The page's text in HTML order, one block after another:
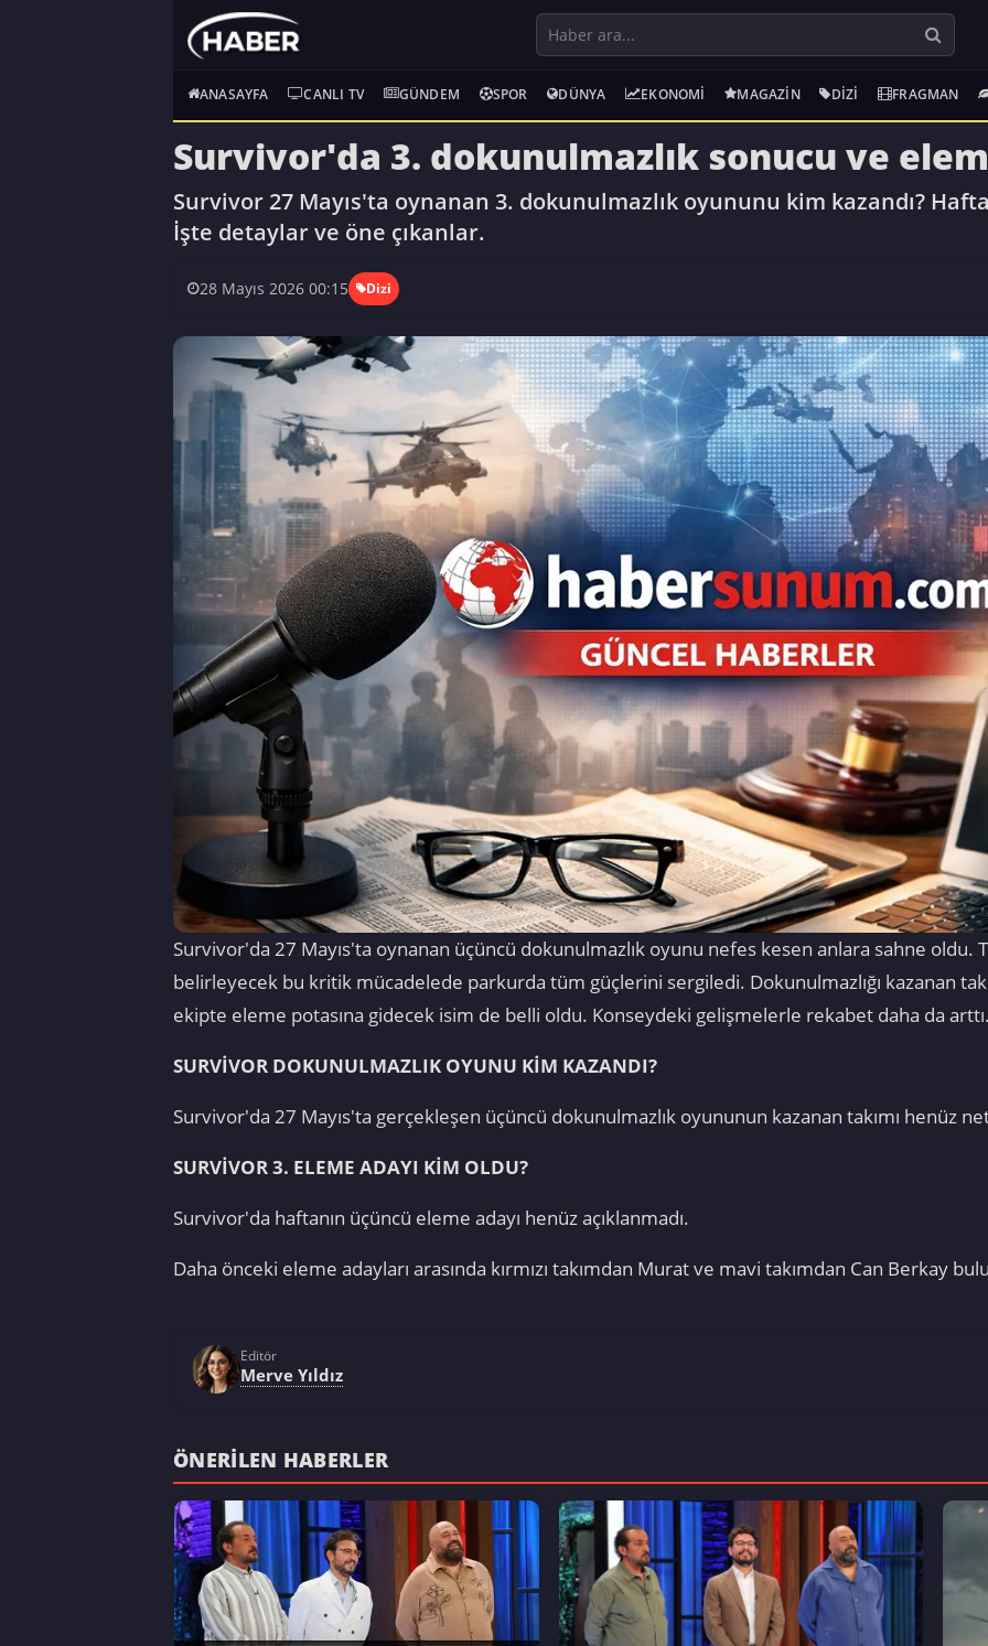
ANASAYFA CANLI TV GÜNDEM SPOR DÜNYA EKONOMI MAGAZIN DIZI FRAGMAN
Survivor'da 3. dokunulmazlık sonucu ve
Survivor 27 Mayıs'ta oynanan 3. dokunulmazlık oyununu kim kazandı?
İşte detaylar ve öne çıkanlar.
28 Mayıs 2026 00:15 Dizi
Survivor'da 27 Mayıs'ta oynanan üçüncü dokunulmazlık oyunu nefes kesen anlara sahne oldu.
belirleyecek bu kritik mücadelede parkurda tüm güçlerini sergiledi. Dokunulmazlığı kazanan
ekipte eleme potasına gidecek isim de belli oldu. Konseydeki gelişmelerle rekabet daha da arttı.
SURVİVOR DOKUNULMAZLIK OYUNU KİM KAZANDI?
Survivor'da 27 Mayıs'ta gerçekleşen üçüncü dokunulmazlık oyununun kazanan takımı henüz
SURVİVOR 3. ELEME ADAYI KİM OLDU?
Survivor'da haftanın üçüncü eleme adayı henüz açıklanmadı.
Daha önceki eleme adayları arasında kırmızı takımdan Murat ve mavi takımdan Can Berkay
Editör
Merve Yıldız
ÖNERILEN HABERLER